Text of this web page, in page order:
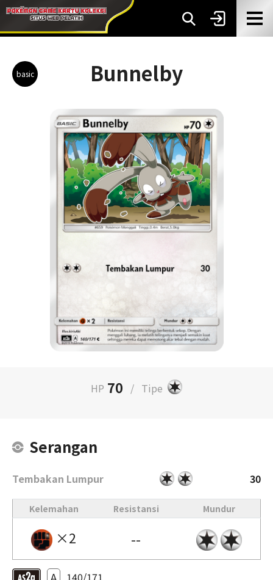
basic Bunnelby
HP 70 / Tipe
Serangan
Tembakan Lumpur 30
Kelemahan Resistansi Mundur
×2 --
140/171